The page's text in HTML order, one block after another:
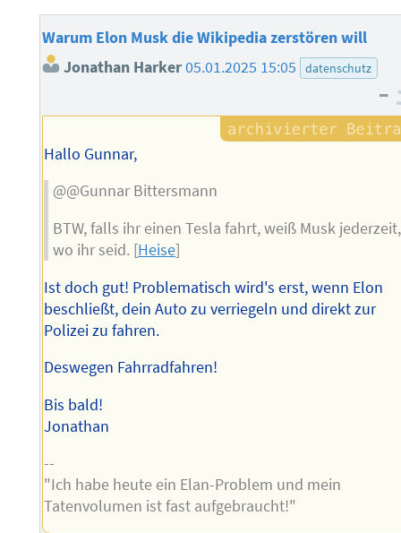
Warum Elon Musk die Wikipedia zerstören will
Jonathan Harker05.01.2025 15:05 datenschutz
–
Hallo Gunnar,
@@Gunnar Bittersmann
BTW, falls ihr einen Tesla fahrt, weiß Musk jederzeit,
wo ihr seid. [Heise]
Ist doch gut! Problematisch wird's erst, wenn Elon
beschließt, dein Auto zu verriegeln und direkt zur
Polizei zu fahren.
Deswegen Fahrradfahren!
Bis bald!
Jonathan
--
"Ich habe heute ein Elan-Problem und mein
Tatenvolumen ist fast aufgebraucht!"